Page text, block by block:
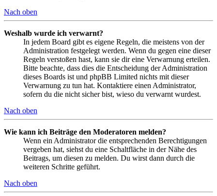
Nach oben
Weshalb wurde ich verwarnt?
In jedem Board gibt es eigene Regeln, die meistens von der
Administration festgelegt werden. Wenn du gegen eine dieser
Regeln verstoßen hast, kann sie dir eine Verwarnung erteilen.
Bitte beachte, dass dies die Entscheidung der Administration
dieses Boards ist und phpBB Limited nichts mit dieser
Verwarnung zu tun hat. Kontaktiere einen Administrator,
sofern du die nicht sicher bist, wieso du verwarnt wurdest.
Nach oben
Wie kann ich Beiträge den Moderatoren melden?
Wenn ein Administrator die entsprechenden Berechtigungen
vergeben hat, siehst du eine Schaltfläche in der Nähe des
Beitrags, um diesen zu melden. Du wirst dann durch die
weiteren Schritte geführt.
Nach oben